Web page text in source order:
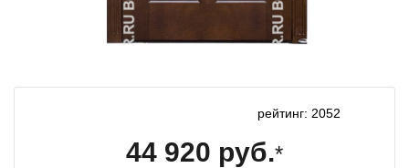
рейтинг: 2052
44 920 руб.*